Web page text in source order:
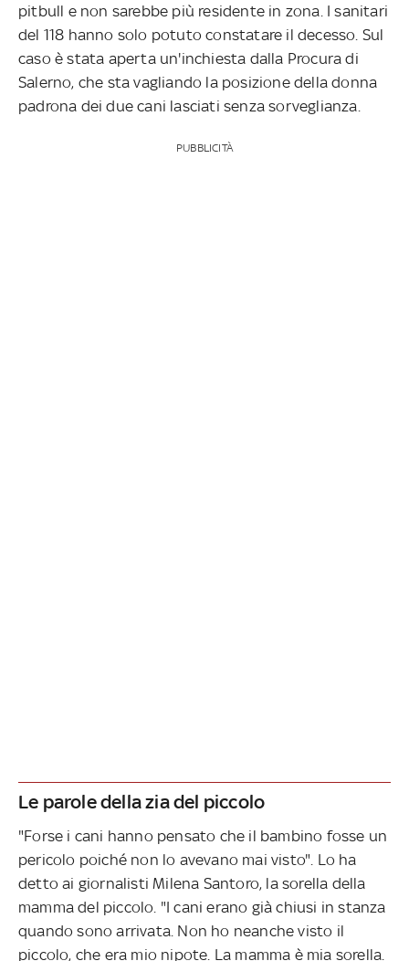
pitbull e non sarebbe più residente in zona. I sanitari
del 118 hanno solo potuto constatare il decesso. Sul
caso è stata aperta un'inchiesta dalla Procura di
Salerno, che sta vagliando la posizione della donna
padrona dei due cani lasciati senza sorveglianza.
PUBBLICITÀ
Le parole della zia del piccolo
"Forse i cani hanno pensato che il bambino fosse un
pericolo poiché non lo avevano mai visto". Lo ha
detto ai giornalisti Milena Santoro, la sorella della
mamma del piccolo. "I cani erano già chiusi in stanza
quando sono arrivata. Non ho neanche visto il
piccolo, che era mio nipote. La mamma è mia sorella.